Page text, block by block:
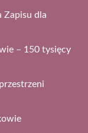
Zapisu dla
– 150 tysięcy